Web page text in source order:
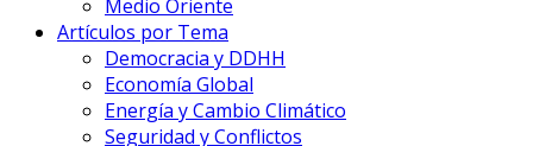
Medio Oriente
Artículos por Tema
Democracia y DDHH
Economía Global
Energía y Cambio Climático
Seguridad y Conflictos